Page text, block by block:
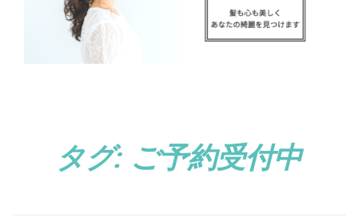
タグ: ご予約受付中